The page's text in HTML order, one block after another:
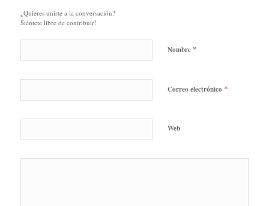
¿Quieres unirte a la conversación?
Siéntete libre de contribuir!
Nombre *
Correo electrónico *
Web